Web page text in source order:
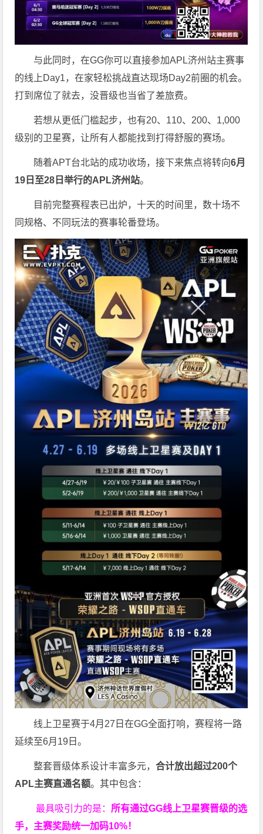
与此同时，在GG你可以直接参加APL济州站主赛事
的线上Day1，在家轻松挑战直达现场Day2前圈的机会。
打到席位了就去，没晋级也当省了差旅费。
若想从更低门槛起步，也有20、110、200、1,000
级别的卫星赛，让所有人都能找到打得舒服的赛场。
随着APT台北站的成功收场，接下来焦点将转向6月
19 日至28 日举行的APL济州站。
目前完整赛程表已出炉，十天的时间里，数十场不
同规格、不同玩法的赛事轮番登场。
线上卫星赛于4月27日在GG全面打响，赛程将一路
延续至6月19日。
整套晋级体系设计丰富多元，合计放出超过200个
APL主赛直通名额。其中包含：
最具吸引力的是： 所有通过GG线上卫星赛晋级的选
手，主赛奖励统一加码10%！